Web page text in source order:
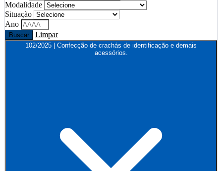
Modalidade
Situação
Ano
Buscar Limpar
102/2025 | Confecção de crachás de identificação e demais
acessórios.